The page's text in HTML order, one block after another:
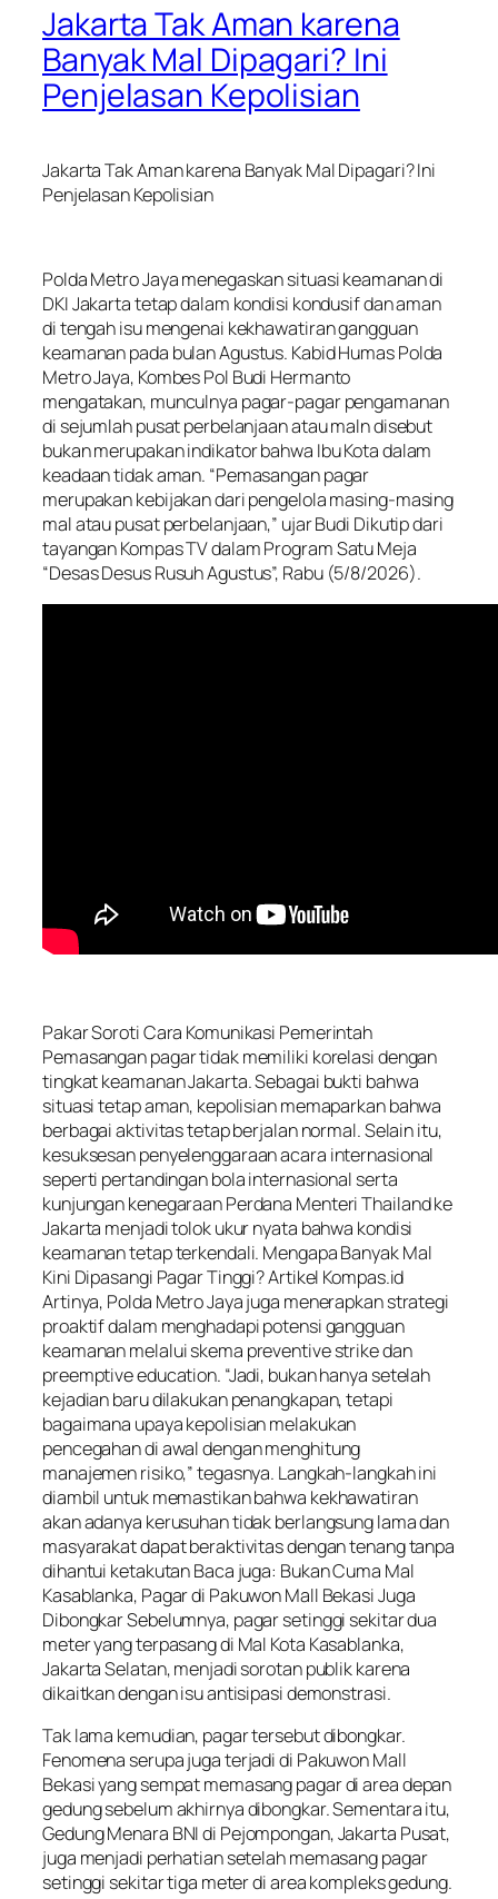
Jakarta Tak Aman karena
Banyak Mal Dipagari? Ini
Penjelasan Kepolisian
Jakarta Tak Aman karena Banyak Mal Dipagari? Ini
Penjelasan Kepolisian
Polda Metro Jaya menegaskan situasi keamanan di
DKI Jakarta tetap dalam kondisi kondusif dan aman
di tengah isu mengenai kekhawatiran gangguan
keamanan pada bulan Agustus. Kabid Humas Polda
Metro Jaya, Kombes Pol Budi Hermanto
mengatakan, munculnya pagar-pagar pengamanan
di sejumlah pusat perbelanjaan atau maln disebut
bukan merupakan indikator bahwa Ibu Kota dalam
keadaan tidak aman. “Pemasangan pagar
merupakan kebijakan dari pengelola masing-masing
mal atau pusat perbelanjaan,” ujar Budi Dikutip dari
tayangan Kompas TV dalam Program Satu Meja
“Desas Desus Rusuh Agustus”, Rabu (5/8/2026).
Pakar Soroti Cara Komunikasi Pemerintah
Pemasangan pagar tidak memiliki korelasi dengan
tingkat keamanan Jakarta. Sebagai bukti bahwa
situasi tetap aman, kepolisian memaparkan bahwa
berbagai aktivitas tetap berjalan normal. Selain itu,
kesuksesan penyelenggaraan acara internasional
seperti pertandingan bola internasional serta
kunjungan kenegaraan Perdana Menteri Thailand ke
Jakarta menjadi tolok ukur nyata bahwa kondisi
keamanan tetap terkendali. Mengapa Banyak Mal
Kini Dipasangi Pagar Tinggi? Artikel Kompas.id
Artinya, Polda Metro Jaya juga menerapkan strategi
proaktif dalam menghadapi potensi gangguan
keamanan melalui skema preventive strike dan
preemptive education. “Jadi, bukan hanya setelah
kejadian baru dilakukan penangkapan, tetapi
bagaimana upaya kepolisian melakukan
pencegahan di awal dengan menghitung
manajemen risiko,” tegasnya. Langkah-langkah ini
diambil untuk memastikan bahwa kekhawatiran
akan adanya kerusuhan tidak berlangsung lama dan
masyarakat dapat beraktivitas dengan tenang tanpa
dihantui ketakutan Baca juga: Bukan Cuma Mal
Kasablanka, Pagar di Pakuwon Mall Bekasi Juga
Dibongkar Sebelumnya, pagar setinggi sekitar dua
meter yang terpasang di Mal Kota Kasablanka,
Jakarta Selatan, menjadi sorotan publik karena
dikaitkan dengan isu antisipasi demonstrasi.
Tak lama kemudian, pagar tersebut dibongkar.
Fenomena serupa juga terjadi di Pakuwon Mall
Bekasi yang sempat memasang pagar di area depan
gedung sebelum akhirnya dibongkar. Sementara itu,
Gedung Menara BNI di Pejompongan, Jakarta Pusat,
juga menjadi perhatian setelah memasang pagar
setinggi sekitar tiga meter di area kompleks gedung.